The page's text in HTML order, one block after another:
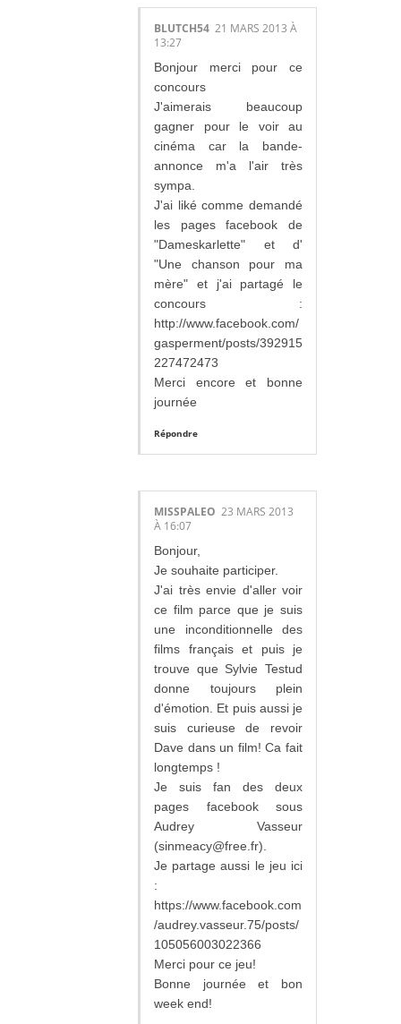
BLUTCH54 21 MARS 2013 À
13:27
Bonjour merci pour ce
concours
J'aimerais beaucoup
gagner pour le voir au
cinéma car la bande-
annonce m'a l'air très
sympa.
J'ai liké comme demandé
les pages facebook de
"Dameskarlette" et d'
"Une chanson pour ma
mère" et j'ai partagé le
concours :
http://www.facebook.com/
gasperment/posts/392915
227472473
Merci encore et bonne
journée
Répondre
MISSPALEO 23 MARS 2013
À 16:07
Bonjour,
Je souhaite participer.
J'ai très envie d'aller voir
ce film parce que je suis
une inconditionnelle des
films français et puis je
trouve que Sylvie Testud
donne toujours plein
d'émotion. Et puis aussi je
suis curieuse de revoir
Dave dans un film! Ca fait
longtemps !
Je suis fan des deux
pages facebook sous
Audrey Vasseur
(sinmeacy@free.fr).
Je partage aussi le jeu ici
:
https://www.facebook.com
/audrey.vasseur.75/posts/
105056003022366
Merci pour ce jeu!
Bonne journée et bon
week end!